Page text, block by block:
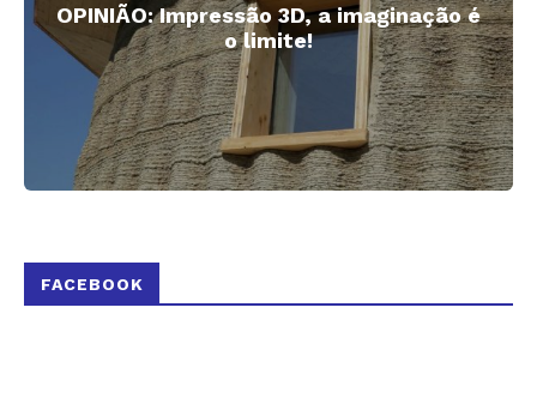
OPINIÃO: Impressão 3D, a imaginação é
o limite!
FACEBOOK